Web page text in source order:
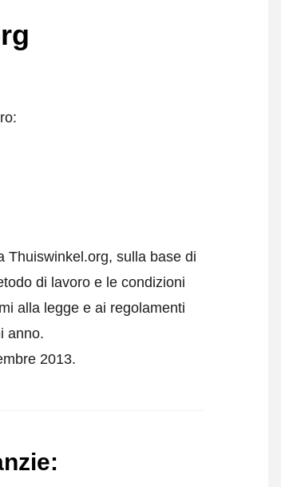
Thuiswinkel.org, sulla base di
di lavoro e le condizioni
alla legge e ai regolamenti
anno.
2013.
: